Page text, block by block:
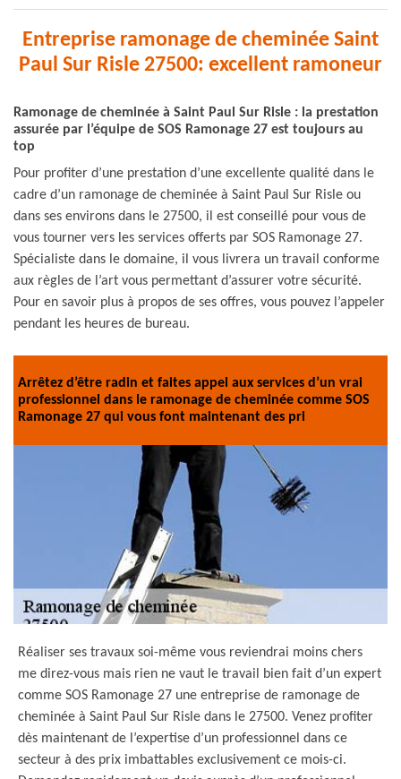
Entreprise ramonage de cheminée Saint
Paul Sur Risle 27500: excellent ramoneur
Ramonage de cheminée à Saint Paul Sur Risle : la prestation
assurée par l’équipe de SOS Ramonage 27 est toujours au
top
Pour profiter d’une prestation d’une excellente qualité dans le
cadre d’un ramonage de cheminée à Saint Paul Sur Risle ou
dans ses environs dans le 27500, il est conseillé pour vous de
vous tourner vers les services offerts par SOS Ramonage 27.
Spécialiste dans le domaine, il vous livrera un travail conforme
aux règles de l’art vous permettant d’assurer votre sécurité.
Pour en savoir plus à propos de ses offres, vous pouvez l’appeler
pendant les heures de bureau.
Arrêtez d’être radin et faites appel aux services d’un vrai
professionnel dans le ramonage de cheminée comme SOS
Ramonage 27 qui vous font maintenant des pri
Réaliser ses travaux soi-même vous reviendrai moins chers
me direz-vous mais rien ne vaut le travail bien fait d’un expert
comme SOS Ramonage 27 une entreprise de ramonage de
cheminée à Saint Paul Sur Risle dans le 27500. Venez profiter
dès maintenant de l’expertise d’un professionnel dans ce
secteur à des prix imbattables exclusivement ce mois-ci.